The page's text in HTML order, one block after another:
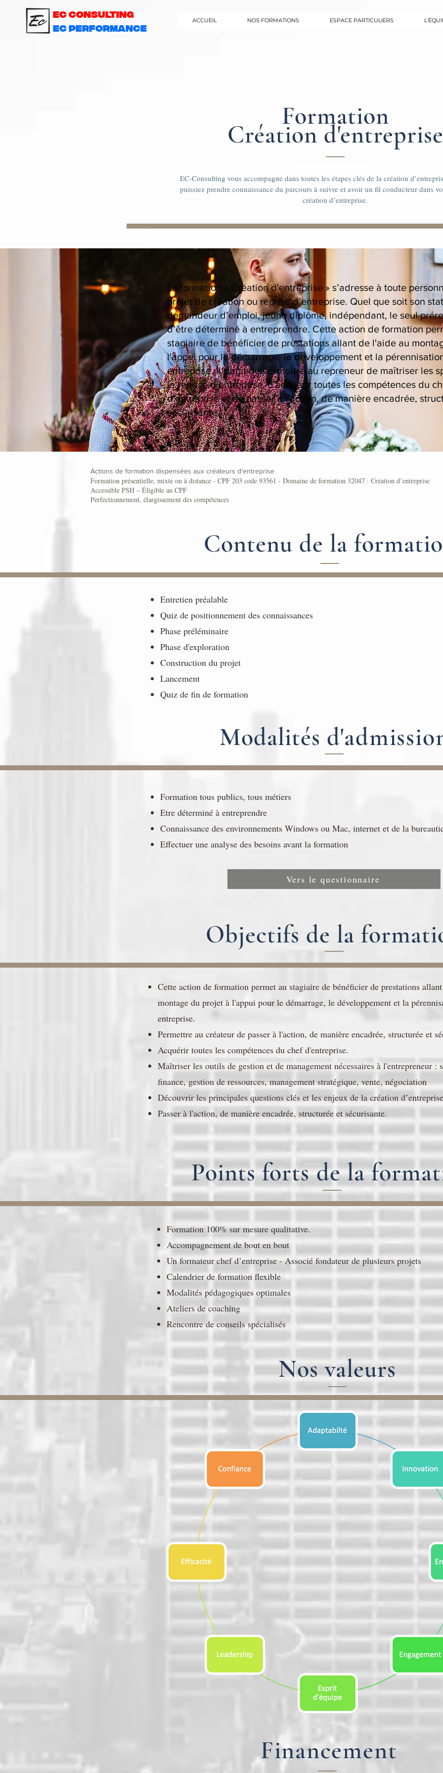
EC Consulting
EC PERFORMANCE
ACCUEIL NOS FORMATIONS ESPACE PARTICULIERS
Formation
Création d'entreprise
EC-Consulting vous accompagne dans toutes les étapes clés de la création
puissiez prendre connaissance du parcours à suivre et avoir un fil conducteur dans
création d’entreprise.
La formation « Création d'entreprise » s’adresse à toute
projet de création ou reprise d’entreprise. Quel que soit son
demandeur d’emploi, jeune diplômé, indépendant, le seul
d’être déterminé à entreprendre. Cette action de formation
stagiaire de bénéficier de prestations allant de l'aide au
l'appui pour le démarrage, le développement et la
entreprise. Il s'agit de permettre au repreneur de maîtriser les
la reprise d’entreprise, d'acquérir toutes les compétences du
d'entreprise et de passer à l'action, de manière encadrée,
sécurisante.
Actions de formation dispensées aux créateurs d'entreprise
Formation présentielle, mixte ou à distance - CPF 203 code 93561 - Domaine de formation 32047 : Création d’entreprise
Accessible PSH – Éligible au CPF
Perfectionnement, élargissement des compétences
Contenu de la
Entretien préalable
Quiz de positionnement des connaissances
Phase préléminaire
Phase d'exploration
Construction du projet
Lancement
Quiz de fin de formation
Modalités
Formation tous publics, tous métiers
Etre déterminé à entreprendre
Connaissance des environnements Windows ou Mac, internet et de la
Effectuer une analyse des besoins avant la formation
Vers le questionnaire
Objectifs de la
Cette action de formation permet au stagiaire de bénéficier de prestations
montage du projet à l'appui pour le démarrage, le développement et la
entreprise.
Permettre au créateur de passer à l'action, de manière encadrée, structurée et
Acquérir toutes les compétences du chef d'entreprise.
Maîtriser les outils de gestion et de management nécessaires à l'entrepreneur :
finance, gestion de ressources, management stratégique, vente, négociation
Découvrir les principales questions clés et les enjeux de la création
Passer à l'action, de manière encadrée, structurée et sécurisante.
Pointsfortsde la
Formation 100% sur mesure qualitative.
Accompagnement de bout en bout
Un formateur chef d’entreprise - Associé fondateur de plusieurs projets
Calendrier de formation flexible
Modalités pédagogiques optimales
Ateliers de coaching
Rencontre de conseils spécialisés
Nos valeurs
Financement